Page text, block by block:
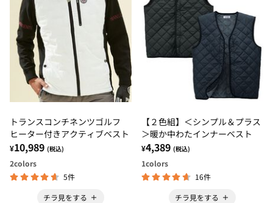
トランスコンチネンツゴルフ
ヒーター付きアクティブベスト
¥10,989 (税込)
2colors
5件
チラ見をする
【２色組】＜シンプル＆プラス
＞暖か中わたインナーベスト
¥4,389 (税込)
1colors
16件
チラ見をする